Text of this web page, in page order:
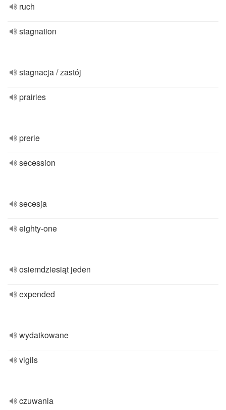
ruch
stagnation
stagnacja / zastój
prairies
prerie
secession
secesja
eighty-one
osiemdziesiąt jeden
expended
wydatkowane
vigils
czuwania